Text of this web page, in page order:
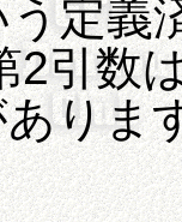
定義
2引数
りま